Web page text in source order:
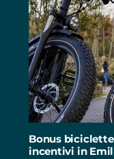
Bonus
incentivi in